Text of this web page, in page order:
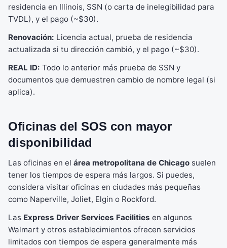
residencia en Illinois, SSN (o carta de inelegibilidad para
TVDL), y el pago (~$30).
Renovación: Licencia actual, prueba de residencia
actualizada si tu dirección cambió, y el pago (~$30).
REAL ID: Todo lo anterior más prueba de SSN y
documentos que demuestren cambio de nombre legal (si
aplica).
Oficinas del SOS con mayor
disponibilidad
Las oficinas en el área metropolitana de Chicago suelen
tener los tiempos de espera más largos. Si puedes,
considera visitar oficinas en ciudades más pequeñas
como Naperville, Joliet, Elgin o Rockford.
Las Express Driver Services Facilities en algunos
Walmart y otros establecimientos ofrecen servicios
limitados con tiempos de espera generalmente más